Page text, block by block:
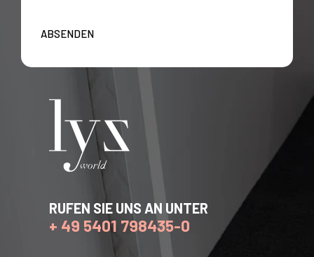
ABSENDEN
RUFEN SIE UNS AN UNTER
+ 49 5401 798435-0